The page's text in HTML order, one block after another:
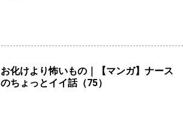
お化けより怖いもの｜【マンガ】ナース
のちょっとイイ話（75）